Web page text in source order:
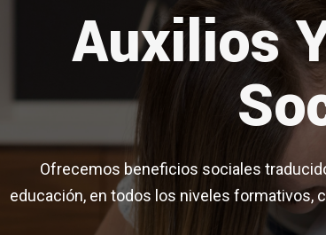
Auxilios
Ofrecemos beneficios sociales
educación, en todos los niveles formativos,